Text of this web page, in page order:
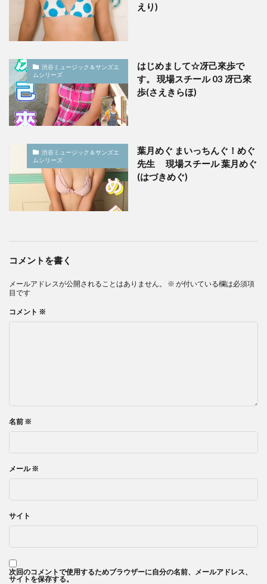
えり)
渋谷ミュージック＆サンズエ
ムシリーズ
はじめまして☆冴己來歩で
す。 現場スチール 03 冴己來
歩(さえきらほ)
渋谷ミュージック＆サンズエ
ムシリーズ
葉月めぐ まいっちんぐ！めぐ
先生 現場スチール 葉月めぐ
(はづきめぐ)
コメントを書く
メールアドレスが公開されることはありません。 ※ が付いている欄は必須項
目です
コメント ※
名前 ※
メール※
サイト
次回のコメントで使用するためブラウザーに自分の名前、メールアドレス、
サイトを保存する。